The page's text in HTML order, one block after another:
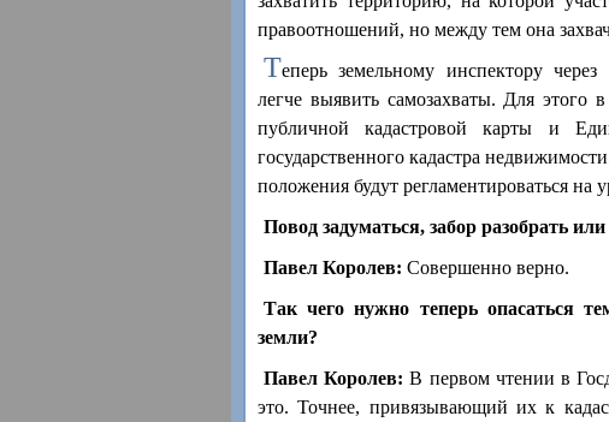
правоотношений, но между тем она
Теперь земельному инспектору
легче выявить самозахваты. Для этого
публичной кадастровой карты и
государственного кадастра
положения будут регламентироваться на
Повод задуматься, забор разобрать
Павел Королев: Совершенно верно.
Так чего нужно теперь опасаться
земли?
Павел Королев: В первом чтении в
это. Точнее, привязывающий их к